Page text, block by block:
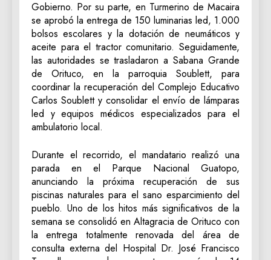
Gobierno. Por su parte, en Turmerino de Macaira
se aprobó la entrega de 150 luminarias led, 1.000
bolsos escolares y la dotación de neumáticos y
aceite para el tractor comunitario. Seguidamente,
las autoridades se trasladaron a Sabana Grande
de Orituco, en la parroquia Soublett, para
coordinar la recuperación del Complejo Educativo
Carlos Soublett y consolidar el envío de lámparas
led y equipos médicos especializados para el
ambulatorio local.
Durante el recorrido, el mandatario realizó una
parada en el Parque Nacional Guatopo,
anunciando la próxima recuperación de sus
piscinas naturales para el sano esparcimiento del
pueblo. Uno de los hitos más significativos de la
semana se consolidó en Altagracia de Orituco con
la entrega totalmente renovada del área de
consulta externa del Hospital Dr. José Francisco